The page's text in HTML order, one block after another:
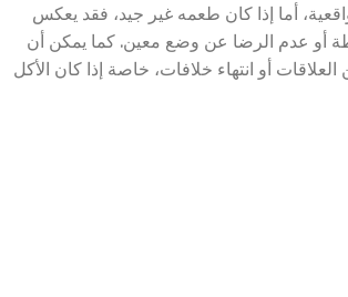
أما إذا كان طعمه غير جيد، فقد يعكس
أو عدم الرضا عن وضع معين. كما يمكن أن
أو انتهاء خلافات، خاصة إذا كان الأكل